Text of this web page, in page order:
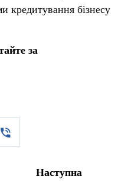
кредитування бізнесу
за
Наступна